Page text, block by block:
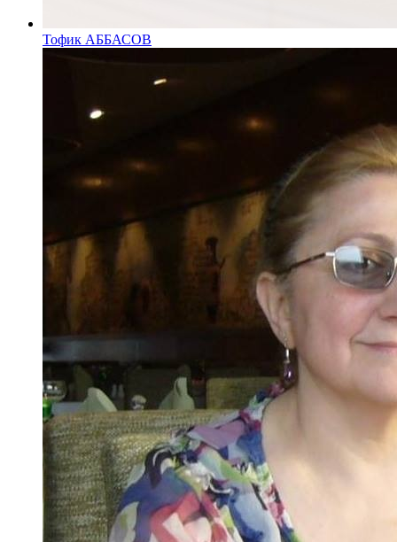
Тофик АББАСОВ